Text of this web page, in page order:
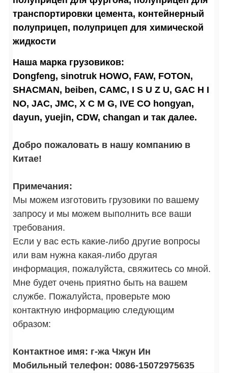
транспортировки цемента, контейнерный
полуприцеп, полуприцеп для химической
жидкости
Наша марка грузовиков:
Dongfeng, sinotruk HOWO, FAW, FOTON,
SHACMAN, beiben, CAMC, I S U Z U, GAC H I
NO, JAC, JMC, X C M G, IVE CO hongyan,
dayun, yuejin, CDW, changan и так далее.
Добро пожаловать в нашу компанию в
Китае!
Примечания:
Мы можем изготовить грузовики по вашему
запросу и мы можем выполнить все ваши
требования.
Если у вас есть какие-либо другие вопросы
или вам нужна какая-либо другая
информация, пожалуйста, свяжитесь со мной.
Мне будет очень приятно быть на вашем
службе. Пожалуйста, проверьте мою
контактную информацию следующим
образом:
Контактное имя: г-жа Чжун Ин
Мобильный телефон: 0086-15072975635